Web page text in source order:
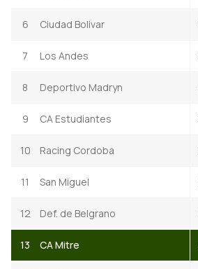
6 Ciudad Bolivar
7 Los Andes
8 Deportivo Madryn
9 CA Estudiantes
10 Racing Cordoba
11 San Miguel
12 Def. de Belgrano
13 CA Mitre